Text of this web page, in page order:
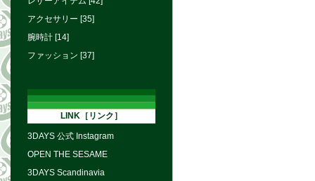
アクセサリー [35]
腕時計 [14]
ファッション [37]
LINK［リンク］
3DAYS 公式 Instagram
OPEN THE SESAME
3DAYS Scandinavia